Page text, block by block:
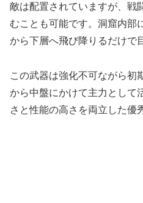
敵は配置されていますが、戦
むことも可能です。洞窟内部
から下層へ飛び降りるだけで
この武器は強化不可ながら初
から中盤にかけて主力として
さと性能の高さを両立した優